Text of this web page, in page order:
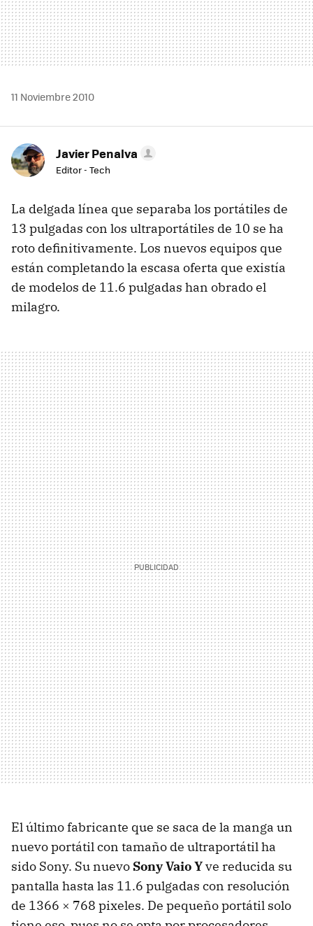
11 Noviembre 2010
Javier Penalva
Editor - Tech
La delgada línea que separaba los portátiles de
13 pulgadas con los ultraportátiles de 10 se ha
roto definitivamente. Los nuevos equipos que
están completando la escasa oferta que existía
de modelos de 11.6 pulgadas han obrado el
milagro.
El último fabricante que se saca de la manga un
nuevo portátil con tamaño de ultraportátil ha
sido Sony. Su nuevo Sony Vaio Yve reducida su
pantalla hasta las 11.6 pulgadas con resolución
de 1366 × 768 pixeles. De pequeño portátil solo